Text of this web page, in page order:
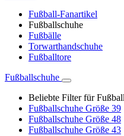
Fußball-Fanartikel
Fußballschuhe
Fußbälle
Torwarthandschuhe
Fußballtore
Fußballschuhe
Beliebte Filter für
Fußballschuhe Größe 39
Fußballschuhe Größe 48
Fußballschuhe Größe 43